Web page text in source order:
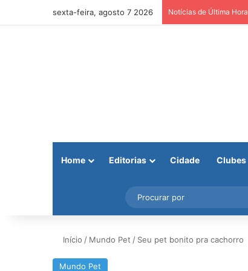
sexta-feira, agosto 7 2026 Notícias de Última Hora
Home Editorias Cidade Clubes
Instagram
Barra Lateral
Início / Mundo Pet / Seu pet bonito pra cachorro
Mundo Pet